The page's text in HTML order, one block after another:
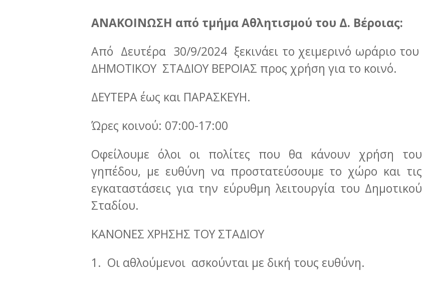
ΑΝΑΚΟΙΝΩΣΗ από τμήμα Αθλητισμού του Δ. Βέροιας:
Από Δευτέρα 30/9/2024 ξεκινάει το χειμερινό ωράριο του
ΔΗΜΟΤΙΚΟΥ ΣΤΑΔΙΟΥ ΒΕΡΟΙΑΣ προς χρήση για το κοινό.
ΔΕΥΤΕΡΑ έως και ΠΑΡΑΣΚΕΥΗ.
Ώρες κοινού: 07:00-17:00
Οφείλουμε όλοι οι πολίτες που θα κάνουν χρήση του
γηπέδου, με ευθύνη να προστατεύσουμε το χώρο και τις
εγκαταστάσεις για την εύρυθμη λειτουργία του Δημοτικού
Σταδίου.
ΚΑΝΟΝΕΣ ΧΡΗΣΗΣ ΤΟΥ ΣΤΑΔΙΟΥ
1. Οι αθλούμενοι ασκούνται με δική τους ευθύνη.